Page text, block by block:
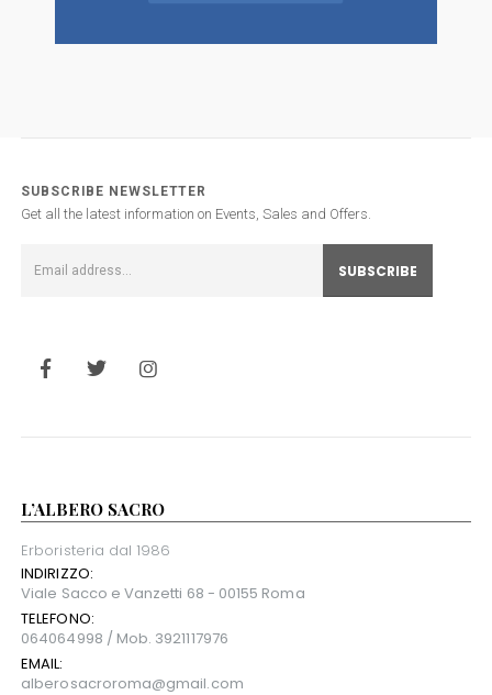
SUBSCRIBE NEWSLETTER
Get all the latest information on Events, Sales and Offers.
L’ALBERO SACRO
Erboristeria dal 1986
INDIRIZZO:
Viale Sacco e Vanzetti 68 - 00155 Roma
TELEFONO:
064064998 / Mob. 3921117976
EMAIL:
alberosacroroma@gmail.com